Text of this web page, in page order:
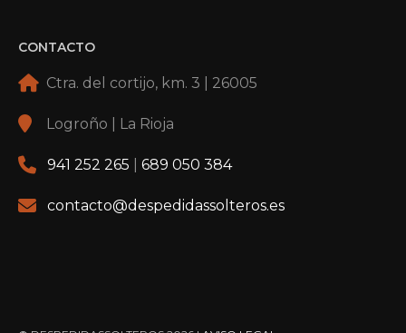
CONTACTO
Ctra. del cortijo, km. 3 | 26005
Logroño | La Rioja
941 252 265 689 050 384
contacto@despedidassolteros.es